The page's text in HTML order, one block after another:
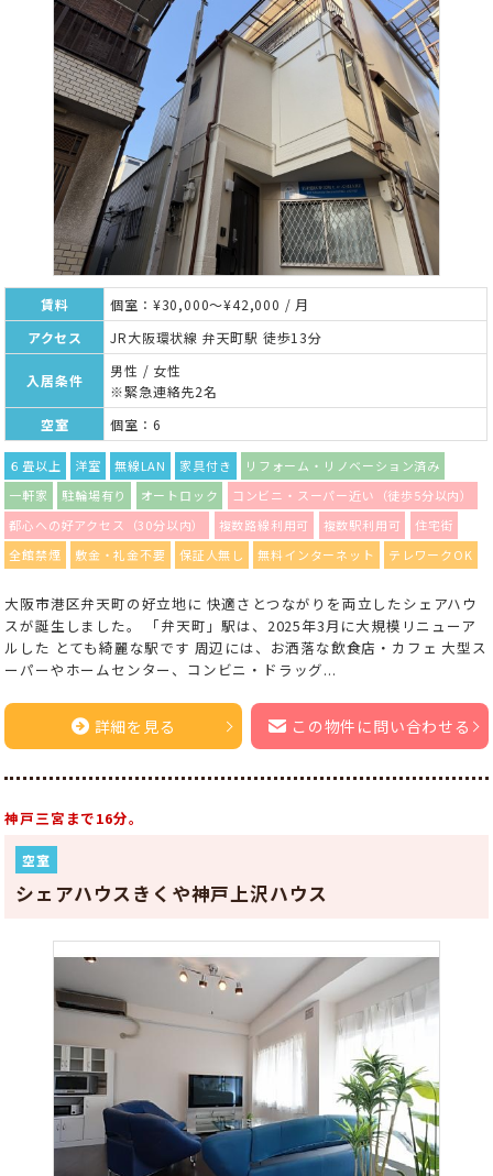
賃料
個室：¥30,000～¥42,000 / 月
アクセス
JR大阪環状線 弁天町駅 徒歩13分
入居条件
男性 / 女性
※緊急連絡先2名
空室
個室：6
６畳以上 洋室 無線LAN 家具付き
リフォーム・リノベーション済み
一軒家
駐輪場有り オートロック
コンビニ・スーパー近い（徒歩5分以内）
都心への好アクセス（30分以内）
複数路線利用可 複数駅利用可
住宅街
全館禁煙
敷金・礼金不要 保証人無し 無料インターネット テレワークOK
大阪市港区弁天町の好立地に 快適さとつながりを両立したシェアハウ
スが誕生しました。 「弁天町」駅は、2025年3月に大規模リニューア
ルした とても綺麗な駅です 周辺には、お洒落な飲食店・カフェ 大型ス
ーパーやホームセンター、コンビニ・ドラッグ...
詳細を見る この物件に問い合わせる
神戸三宮まで16分。
空室
シェアハウスきくや神戸上沢ハウス